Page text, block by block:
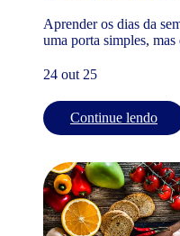
Aprender os dias da
uma porta simples,
24 out 25
Continue lendo